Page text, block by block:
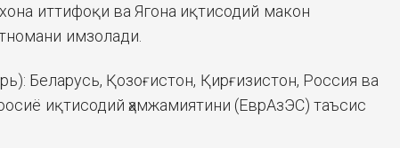
иттифоқи ва Ягона иқтисодий макон
имзолади.
Беларусь, Қозоғистон, Қирғизистон, Россия ва
иқтисодий ҳамжамиятини (ЕврАзЭС) таъсис